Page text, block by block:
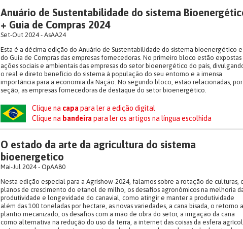
Anuário de Sustentabilidade do sistema
+ Guia de Compras 2024
Set-Out 2024 - AsAA24
Esta é a décima edição do Anuário de Sustentabilidade do sistema bioenergético e
do Guia de Compras das empresas fornecedoras. No primeiro bloco estão expostas
ações sociais e ambientais das empresas do setor bioenergético do país,
o real e direto benefício do sistema à população do seu entorno e a imensa
importância para a economia da Nação. No segundo bloco, estão relacionadas, por
seção, as empresas fornecedoras de destaque do setor bioenergético.
Clique na capa para ler a edição digital
Clique na bandeira para ler os artigos na língua escolhida
O estado da arte da agricultura do sistema
bioenergetico
Mai-Jul 2024 - OpAA80
Nesta edição especial para a Agrishow-2024, falamos sobre a rotação de culturas,
planos de crescimento do etanol de milho, os desafios agronômicos na melhoria
produtividade e longevidade do canavial, como atingir e manter a produtividade
além das 100 toneladas por hectare, as novas variedades, a cana bisada, o retorno
plantio mecanizado, os desafios com a mão de obra do setor, a irrigação da cana
como alternativa na redução do uso da terra, a internet das coisas da esfera